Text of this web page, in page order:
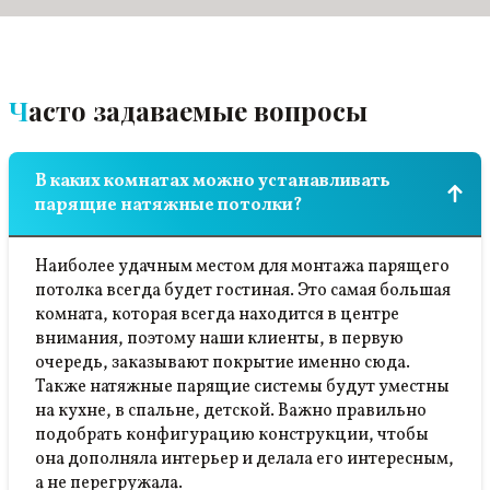
Часто задаваемые вопросы
В каких комнатах можно устанавливать
парящие натяжные потолки?
Наиболее удачным местом для монтажа парящего
потолка всегда будет гостиная. Это самая большая
комната, которая всегда находится в центре
внимания, поэтому наши клиенты, в первую
очередь, заказывают покрытие именно сюда.
Также натяжные парящие системы будут уместны
на кухне, в спальне, детской. Важно правильно
подобрать конфигурацию конструкции, чтобы
она дополняла интерьер и делала его интересным,
а не перегружала.